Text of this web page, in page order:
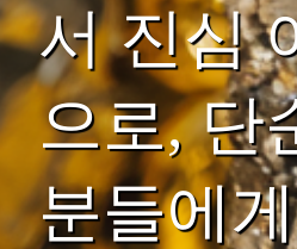
서 진심
으로, 단
분들에